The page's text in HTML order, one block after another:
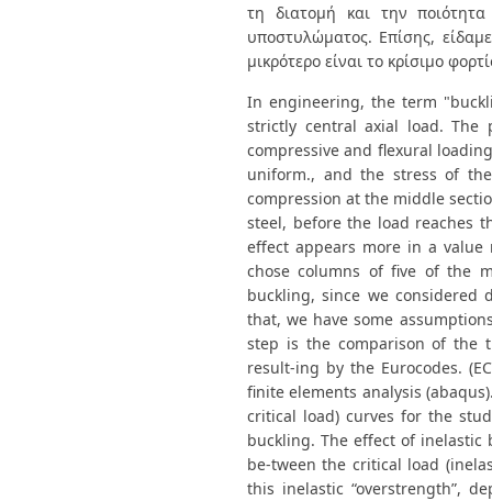
τη διατομή και την
υποστυλώματος. Επίσης,
μικρότερο είναι το κρίσιμο
In engineering, the term
strictly central axial load. The
compressive and flexural
uniform., and the stress of
compression at the middle
steel, before the load reaches
effect appears more in a value
chose columns of five of the
buckling, since we
that, we have some
step is the comparison of the
result-ing by the Eurocodes.
finite elements analysis
critical load) curves for the
buckling. The effect of
be-tween the critical load
this inelastic “overstrength”,